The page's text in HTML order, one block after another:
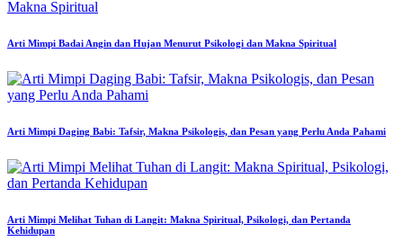
Arti Mimpi Badai Angin dan Hujan Menurut Psikologi dan Makna Spiritual
Arti Mimpi Daging Babi: Tafsir, Makna Psikologis, dan Pesan yang Perlu Anda Pahami
Arti Mimpi Melihat Tuhan di Langit: Makna Spiritual, Psikologi, dan Pertanda
Kehidupan